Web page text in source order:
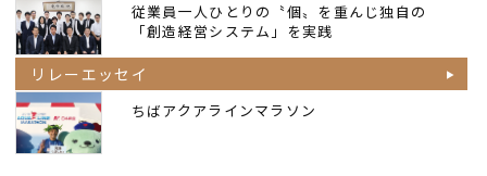
従業員一人ひとりの〝個〟を重んじ独自の
「創造経営システム」を実践
リレーエッセイ
ちばアクアラインマラソン